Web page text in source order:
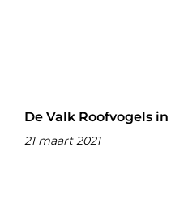
De Valk Roofvogels
21 maart 2021